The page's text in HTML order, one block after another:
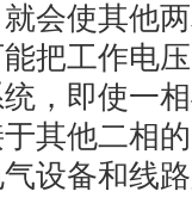
会使其他
把工作电
，即使一
其他二相
设备和线